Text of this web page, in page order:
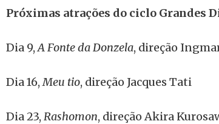
Próximas atrações do ciclo Grandes
Dia 9,AFonte da Donzela, direção
Dia 16,Meu tio, direção Jacques Tati
Dia 23, Rashomon, direção Akira